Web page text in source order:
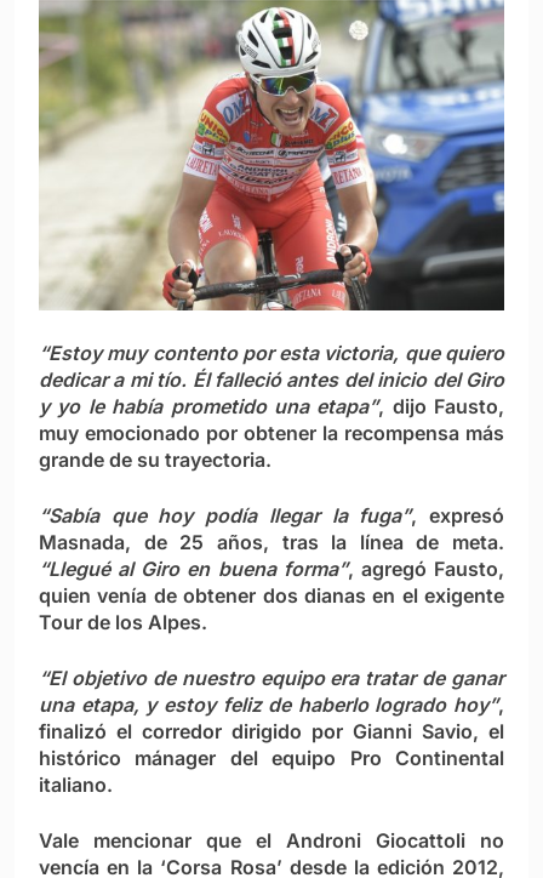
“Estoy muy contento por esta victoria, que quiero
dedicar a mi tío. Él falleció antes del inicio del Giro
y yo le había prometido una etapa”, dijo Fausto,
muy emocionado por obtener la recompensa más
grande de su trayectoria.
“Sabía que hoy podía llegar la fuga”, expresó
Masnada, de 25 años, tras la línea de meta.
“Llegué al Giro en buena forma”, agregó Fausto,
quien venía de obtener dos dianas en el exigente
Tour de los Alpes.
“El objetivo de nuestro equipo era tratar de ganar
una etapa, y estoy feliz de haberlo logrado hoy”,
finalizó el corredor dirigido por Gianni Savio, el
histórico mánager del equipo Pro Continental
italiano.
Vale mencionar que el Androni Giocattoli no
vencía en la ‘Corsa Rosa’ desde la edición 2012,